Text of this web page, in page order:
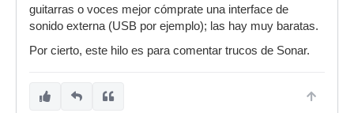
guitarras o voces mejor cómprate una interface de
sonido externa (USB por ejemplo); las hay muy baratas.
Por cierto, este hilo es para comentar trucos de Sonar.